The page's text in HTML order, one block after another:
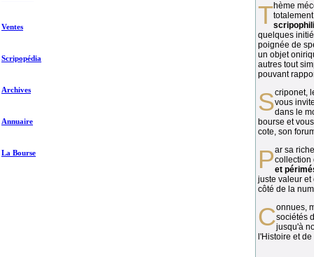
Ventes
Scripopédia
Archives
Annuaire
La Bourse
Thème méconnu des collectionneurs et
quelques
poignée de
un objet
autres tout
pouvant
vous
dans le
bourse et
cote, son
Par sa richesse et sa diversité, lacollection
et
juste valeur et
côté de la
Connues, méconnues, ou inconnues, lessociétés
jusqu'à
l'Histoire et